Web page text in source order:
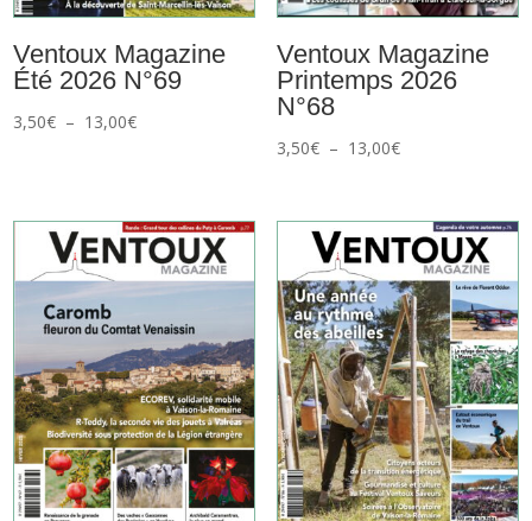
Ventoux Magazine
Été 2026 N°69
3,50€ – 13,00€Plage
à
13,00€
Ventoux Magazine
Printemps 2026
N°68
3,50€ – 13,00€Plage
3,50€
à
13,00€